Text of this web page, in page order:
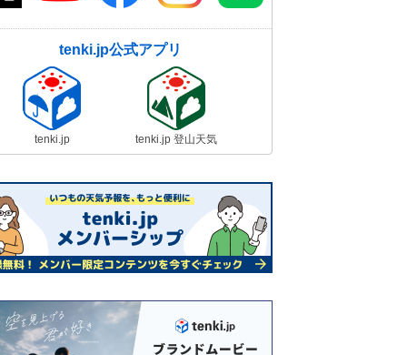
tenki.jp公式アプリ
tenki.jp tenki.jp 登山天気